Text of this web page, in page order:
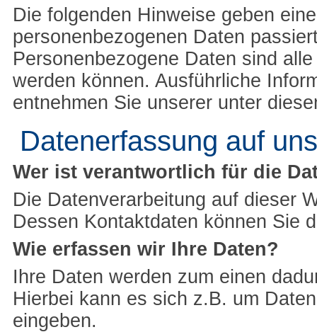
Die folgenden Hinweise geben
personenbezogenen Daten
Personenbezogene Daten sind
werden können. Ausführliche
entnehmen Sie unserer unter
Datenerfassung auf
Wer ist verantwortlich für die
Die Datenverarbeitung auf dieser
Dessen Kontaktdaten können Sie
Wie erfassen wir Ihre Daten?
Ihre Daten werden zum einen
Hierbei kann es sich z.B. um
eingeben.